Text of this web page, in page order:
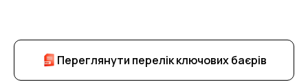
Переглянути перелік ключових баєрів